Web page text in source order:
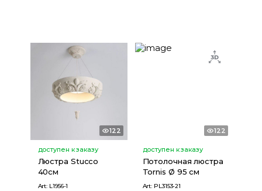
122
доступен к заказу
Люстра Stucco
40см
Art: L1956-1
122
доступен к заказу
Потолочная люстра
Tornis Ø 95 см
Art: PL3153-21